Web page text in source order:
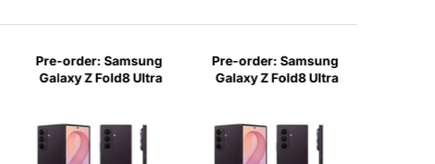
Pre-order: Samsung
Galaxy Z Fold8 Ultra
Pre-order: Samsung
Galaxy Z Fold8 Ultra